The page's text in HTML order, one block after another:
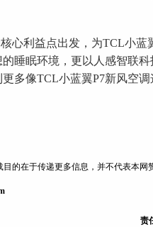
利益点出发，为TCL小蓝
睡眠环境，更以人感智联科
多像TCL小蓝翼P7新风空
的在于传递更多信息，并不代表本网
责